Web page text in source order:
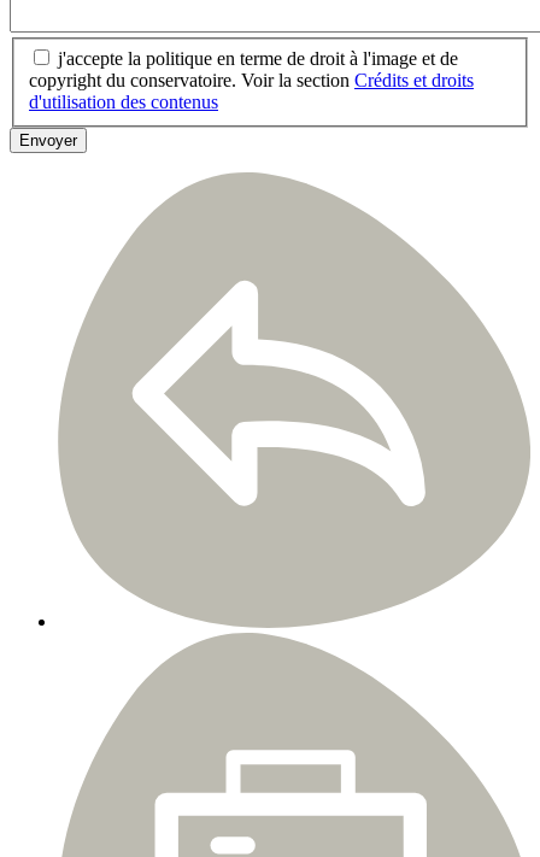
j'accepte la politique en terme de droit à l'image et de
copyright du conservatoire. Voir la section Crédits et droits
d'utilisation des contenus